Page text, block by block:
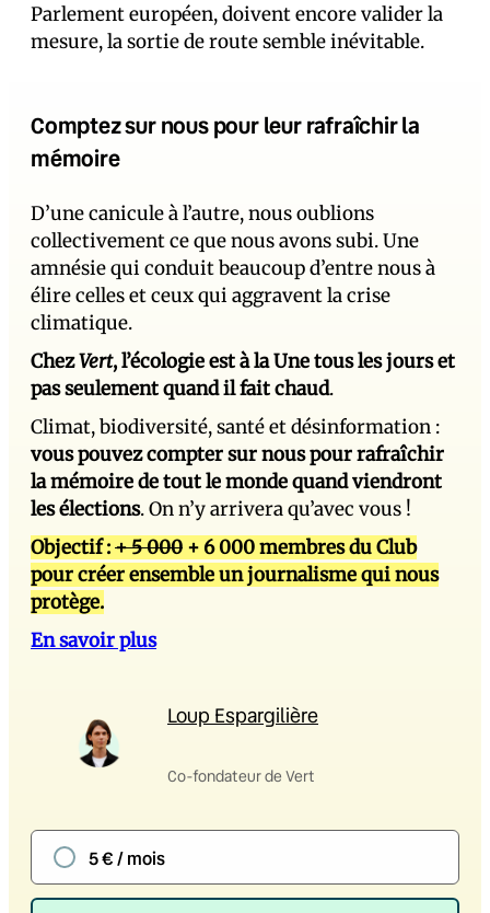
Parlement européen, doivent encore valider la
mesure, la sortie de route semble inévitable.
Comptez sur nous pour leur rafraîchir la
mémoire
D’une canicule à l’autre, nous oublions
collectivement ce que nous avons subi. Une
amnésie qui conduit beaucoup d’entre nous à
élire celles et ceux qui aggravent la crise
climatique.
ChezVert, l’écologie est à la Une tous les jours et
pas seulement quand il fait chaud.
Climat, biodiversité, santé et désinformation :
vous pouvez compter sur nous pour rafraîchir
la mémoire de tout le monde quand viendront
les élections. On n’y arrivera qu’avec vous !
Objectif :+ 5 000 + 6 000 membres du Club
pour créer ensemble un journalisme qui nous
protège.
En savoir plus
Loup Espargilière
Co-fondateur de Vert
5 € / mois